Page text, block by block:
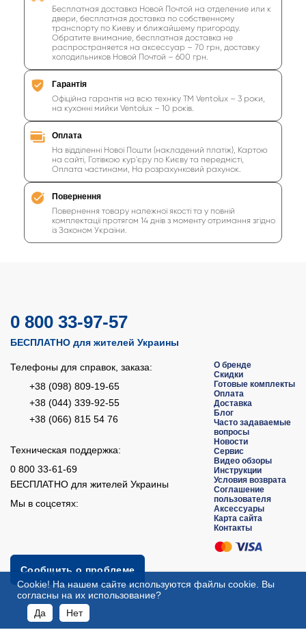
Бесплатная доставка Новой Почтой на отделение или к
двери, бесплатная доставка по собственному
транспорту по Киеву и ближайшему пригороду.
Обратите внимание, бесплатная доставка не
распространяется на аксессуар – 70 грн, доставку
холодильников Новой Почтой – 600 грн.
Гарантія
Офіційна гарантія на всю техніку ТМ Ventolux – 3 роки,
на кухонні мийки Ventolux – 10 років.
Оплата
На відділенні Нової Пошти (накладений платіж), Картою
на сайті, Готівкою кур'єру по Києву та передмісті,
Оплата частинами, На розрахунковий рахунок.
Повернення
Повернення товару належної якості та у повній
комплектації протягом 14 днів з моменту отримання згідно
із Законом України.
0 800 33-97-57
БЕСПЛАТНО для жителей Украины
Телефоны для справок, заказа:
+38 (098) 809-19-65
+38 (044) 339-92-55
+38 (066) 815 54 76
Техническая поддержка:
0 800 33-61-69
БЕСПЛАТНО для жителей Украины
Мы в соцсетях:
Сообщить о проблеме
О бренде
Скидки
Готовые комплекты
Оплата
Доставка
Блог
Часто задаваемые
вопросы
Новости
Сервис
Видео обзоры
Инструкции
Условия возврата
Соглашение
пользователя
Аксессуары
Карта сайта
Контакты
Сookie! На нашем сайте используются файлы cookie. Вы
согласны на их использование?
Да
Нет